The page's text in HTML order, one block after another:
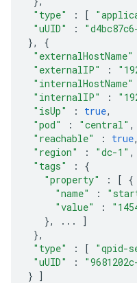
"type"
: [
"uUID"
:
},
{
"externalHostName"
"externalIP"
:
"internalHostName"
"internalIP"
:
"isUp"
: true,
"pod"
: "central" ,
"reachable"
: true,
"region"
: "dc-1" ,
"tags"
:
{
"property"
: [ {
"name"
:
"value"
:
},
...
]
},
"type"
: [ "qpid-
"uUID"
:
} ]